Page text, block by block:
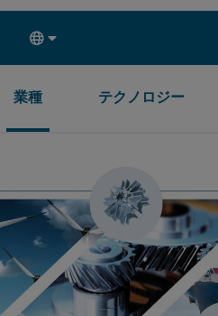
業種 テクノロジー